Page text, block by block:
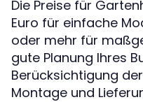
Die Preise für
Euro für einfache
oder mehr für
gute Planung Ihres
Berücksichtigung
Montage und